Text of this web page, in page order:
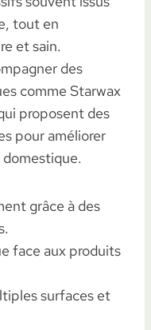
tout en
et sain.
des
comme Starwax
proposent des
pour améliorer
grâce à des
face aux produits
surfaces et